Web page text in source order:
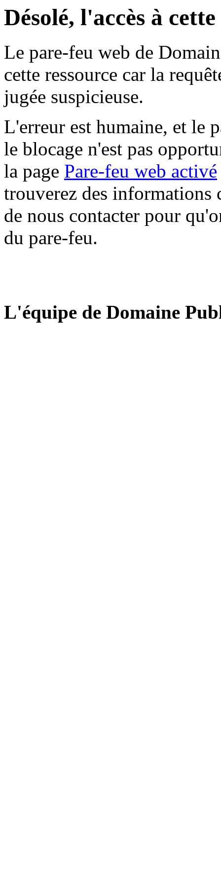
Désolé, l'accès à
Le pare-feu web de
cette ressource car la
jugée suspicieuse.
L'erreur est humaine, et le
le blocage n'est pas
la page Pare-feu web activé
trouverez des informations
de nous contacter pour
du pare-feu.
L'équipe de Domaine